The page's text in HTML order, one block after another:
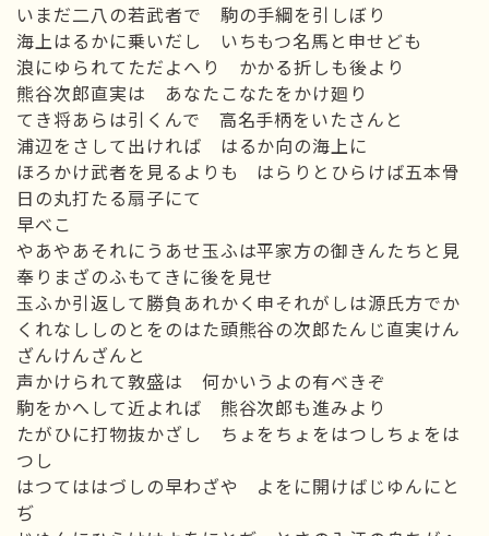
いまだ二八の若武者で 駒の手綱を引しぼり
海上はるかに乗いだし いちもつ名馬と申せども
浪にゆられてただよへり かかる折しも後より
熊谷次郎直実は あなたこなたをかけ廻り
てき将あらは引くんで 高名手柄をいたさんと
浦辺をさして出ければ はるか向の海上に
ほろかけ武者を見るよりも はらりとひらけば五本骨
日の丸打たる扇子にて
早べこ
やあやあそれにうあせ玉ふは平家方の御きんたちと見
奉りまざのふもてきに後を見せ
玉ふか引返して勝負あれかく申それがしは源氏方でか
くれなししのとをのはた頭熊谷の次郎たんじ直実けん
ざんけんざんと
声かけられて敦盛は 何かいうよの有べきぞ
駒をかへして近よれば 熊谷次郎も進みより
たがひに打物抜かざし ちょをちょをはつしちょをは
つし
はつてははづしの早わざや よをに開けばじゆんにと
ぢ